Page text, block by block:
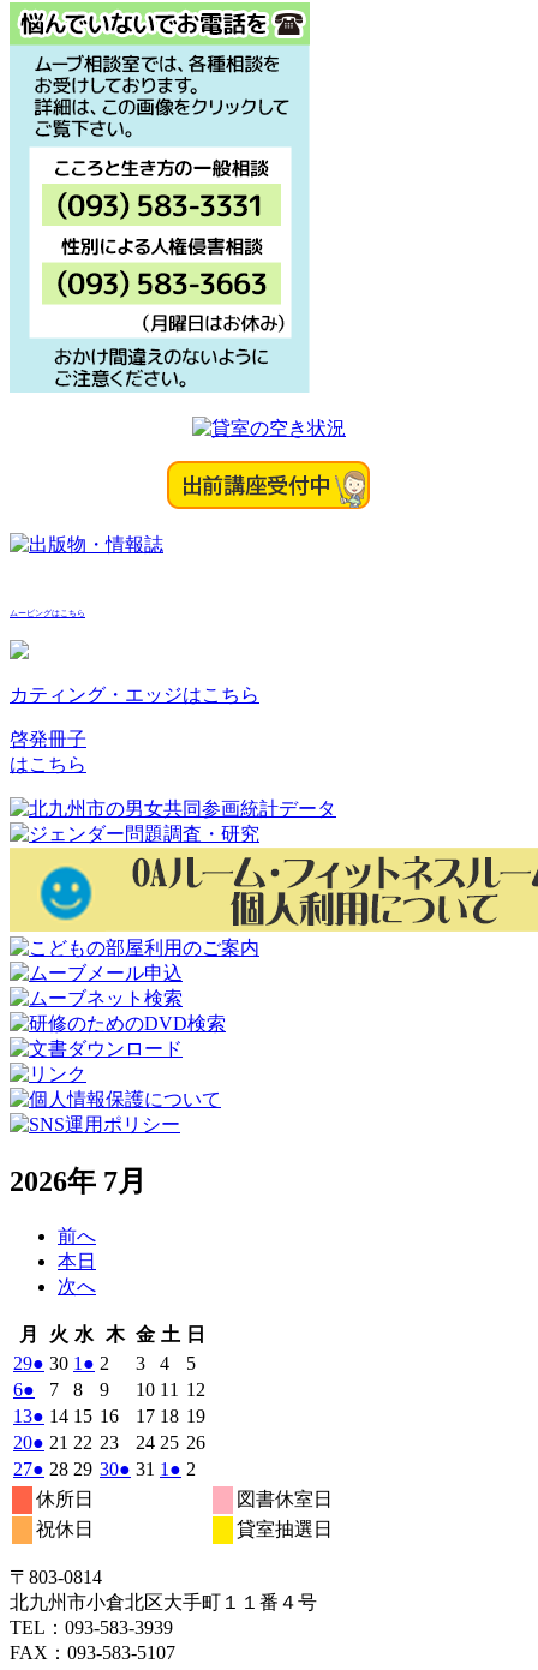
ョ
ン
ムービングはこちら
カティング・エッジはこちら
啓発冊子
はこちら
2026年 7月
前へ
本日
次へ
月
月
曜
日
火 火
曜
日
水 水
曜
日
木木
曜
日
金金
曜
日
土 土
曜
日
日
292026
年
6
月
29
日
● (1
件
の
イ
ベ
ン
ト)
302026
年
6
月
30
日
1 2026
年
7
月
1
日
● (1
件
の
イ
ベ
2 2026
年
7
月
2
日
32026
年
7
月
3
日
42026
年
7
月
4
日
52026
年
7
月
5
日
62026
年
7
月
6
日
●
件
の
イ
ベ
ン
ト)
72026
年
7
月
7
日
82026
年
7
月
8
日
92026
年
7
月
9
102026
年
7
月
10
11 2026
年
月
11
12
年
12
132026
年
7
月
13
日
● (1
件
の
イ
ベ
ン
142026
年
7
14
日
152026
年
7
月
162026
7
月
172026
年
7
月
182026
年
月
192026
年
月
202026
年
7
月
20
● (1
件
の
イ
ベ
ト)
21 2026
年
7
月
21
22 2026
年
232026
年
242026
年
252026
年
262026
7
月
272026
年
7
月
日
● (1
件
の
イ
ベ
ン
ト)
282026
年
7
月
日
292026
日
302026
● (1
ン
ト)
31 2026
1 2026
● (1
ン
ト)
2
年
休所日
図書休室日
祝休日
貸室抽選日
〒803‐0814
北九州市小倉北区大手町１１番４号
TEL：093‐583‐3939
FAX：093‐583‐5107